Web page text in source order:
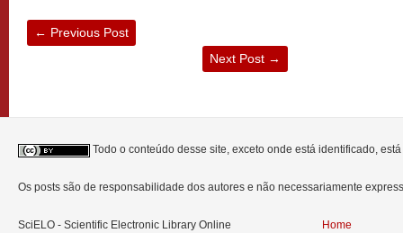
← Previous Post
Next Post →
Todo o conteúdo desse site, exceto onde está identificado,
Os posts são de responsabilidade dos autores e não necessariamente
SciELO - Scientific Electronic Library Online
Home